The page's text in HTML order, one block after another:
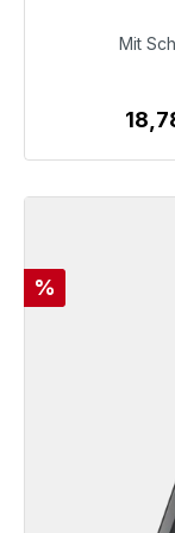
Mit
Rabatt
%